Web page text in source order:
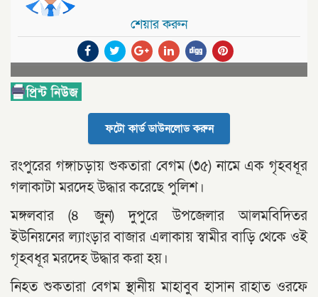
শেয়ার করুন
ফটো কার্ড ডাউনলোড করুন
রংপুরের গঙ্গাচড়ায় শুকতারা বেগম (৩৫) নামে এক গৃহবধূর
গলাকাটা মরদেহ উদ্ধার করেছে পুলিশ।
মঙ্গলবার (৪ জুন) দুপুরে উপজেলার আলমবিদিতর
ইউনিয়নের ল্যাংড়ার বাজার এলাকায় স্বামীর বাড়ি থেকে ওই
গৃহবধূর মরদেহ উদ্ধার করা হয়।
নিহত শুকতারা বেগম স্থানীয় মাহাবুব হাসান রাহাত ওরফে